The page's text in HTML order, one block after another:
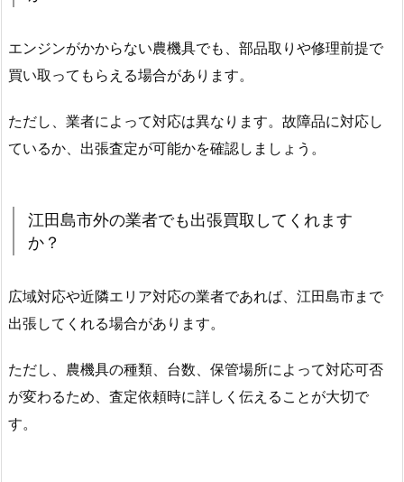
エンジンがかからない農機具でも、部品取りや修理前提で
買い取ってもらえる場合があります。
ただし、業者によって対応は異なります。故障品に対応し
ているか、出張査定が可能かを確認しましょう。
江田島市外の業者でも出張買取してくれます
か？
広域対応や近隣エリア対応の業者であれば、江田島市まで
出張してくれる場合があります。
ただし、農機具の種類、台数、保管場所によって対応可否
が変わるため、査定依頼時に詳しく伝えることが大切で
す。